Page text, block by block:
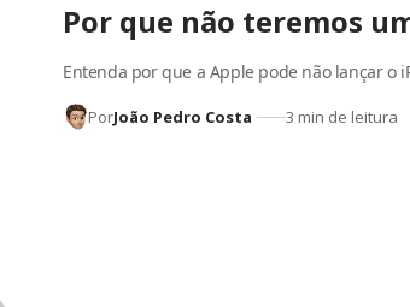
Por que não teremos
Entenda por que a Apple pode não lançar o
PorJoão Pedro Costa 3 min de leitura